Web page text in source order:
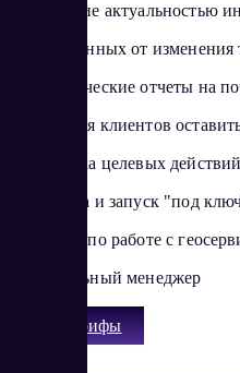
Управление актуальностью
Защита данных от
Автоматические отчеты на
Мотивация клиентов
Статистика целевых
Настройка и запуск "под
Обучение по работе с
Персональный менеджер
Все тарифы